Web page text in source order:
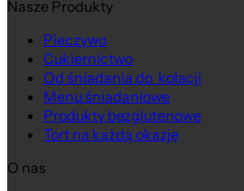
Nasze Produkty
Pieczywo
Cukiernictwo
Od śniadania do kolacji
Menu śniadaniowe
Produkty bezglutenowe
Tort na każdą okazję
O nas